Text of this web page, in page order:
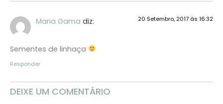
Maria Gama diz: 20 Setembro, 2017 às 16:32
Sementes de linhaça
Responder
DEIXE UM COMENTÁRIO